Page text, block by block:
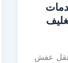
عفش